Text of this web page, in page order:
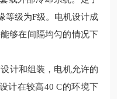
等级为F级。电机设计成
够在间隔均匀的情况下
计和组装， 电机允许的
计在较高40 C的环境下